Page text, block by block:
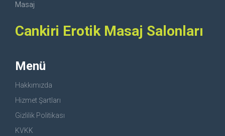
Masaj
Cankiri Erotik Masaj Salonları
Menü
Hakkımızda
Hizmet Şartları
Gizlilik Politikası
KVKK